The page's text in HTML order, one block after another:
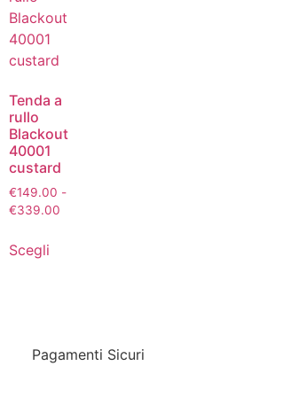
Tenda a
rullo
Blackout
40001
custard
€149.00 -
€339.00
Scegli
Pagamenti Sicuri